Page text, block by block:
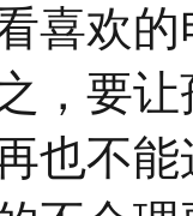
喜欢
，要
也不